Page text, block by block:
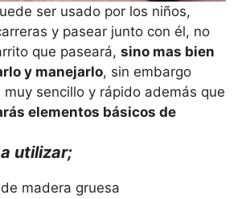
ser usado por los niños,
y pasear junto con él, no
que paseará, sino mas bien
y manejarlo, sin embargo
muy sencillo y rápido además que
elementos básicos de
utilizar;
madera gruesa